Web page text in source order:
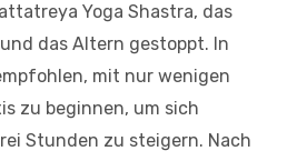
Yoga Shastra, das
das Altern gestoppt. In
mit nur wenigen
zu beginnen, um sich
Stunden zu steigern. Nach